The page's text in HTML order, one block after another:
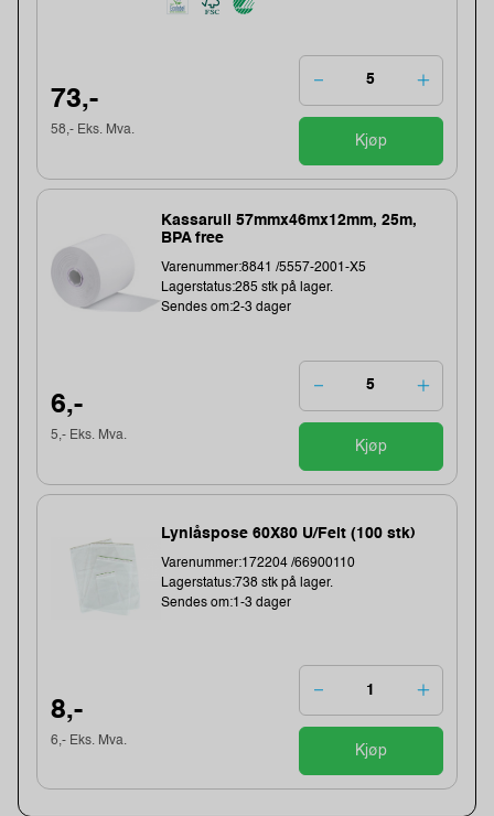
73,-
58,- Eks. Mva.
Kjøp
Kassarull 57mmx46mx12mm, 25m,
BPA free
Varenummer:8841 /5557-2001-X5
Lagerstatus:285 stk på lager.
Sendes om:2-3 dager
6,-
5,- Eks. Mva.
Kjøp
Lynlåspose 60X80 U/Felt (100 stk)
Varenummer:172204 /66900110
Lagerstatus:738 stk på lager.
Sendes om:1-3 dager
8,-
6,- Eks. Mva.
Kjøp